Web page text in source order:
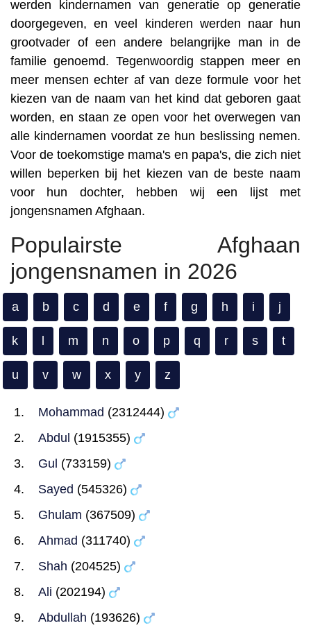
werden kindernamen van generatie op generatie
doorgegeven, en veel kinderen werden naar hun
grootvader of een andere belangrijke man in de
familie genoemd. Tegenwoordig stappen meer en
meer mensen echter af van deze formule voor het
kiezen van de naam van het kind dat geboren gaat
worden, en staan ze open voor het overwegen van
alle kindernamen voordat ze hun beslissing nemen.
Voor de toekomstige mama's en papa's, die zich niet
willen beperken bij het kiezen van de beste naam
voor hun dochter, hebben wij een lijst met
jongensnamen Afghaan.
Populairste Afghaan
jongensnamen in 2026
a b c d e f g h i j
k m n o p q r s t
u v w x y z
Mohammad (2312444)
Abdul (1915355)
Gul (733159)
Sayed (545326)
Ghulam (367509)
Ahmad (311740)
Shah (204525)
Ali (202194)
Abdullah (193626)